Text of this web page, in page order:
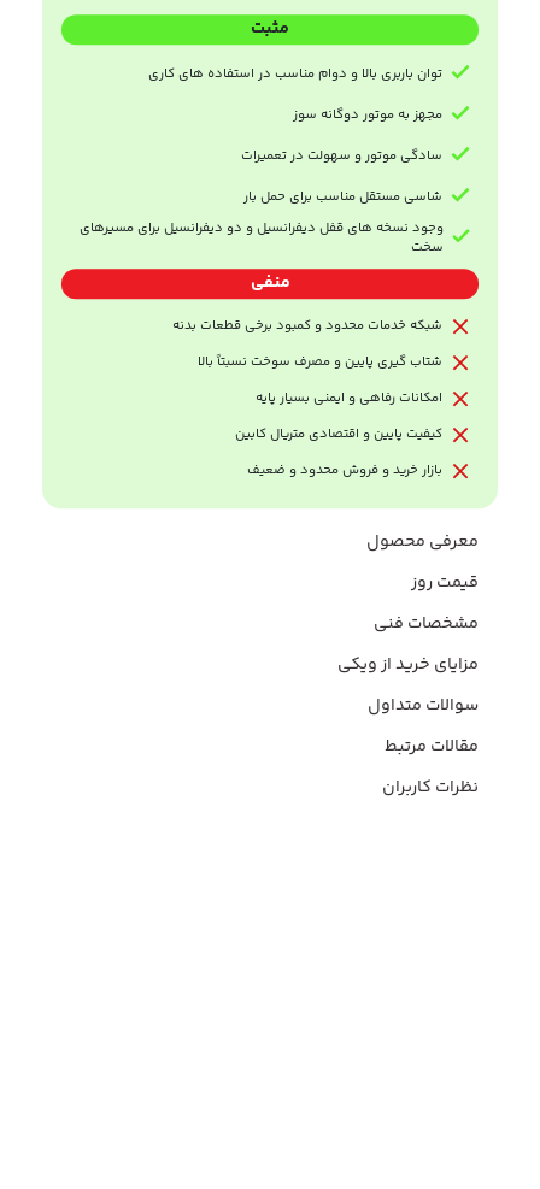
مثبت
توان باربری بالا و دوام مناسب در استفاده ‌های کاری
مجهز به موتور دوگانه ‌سوز
سادگی موتور و سهولت در تعمیرات
شاسی مستقل مناسب برای حمل بار
وجود نسخه‌ های قفل دیفرانسیل و دو دیفرانسیل برای مسیرهای
سخت
منفی
شبکه خدمات محدود و کمبود برخی قطعات بدنه
شتاب‌ گیری پایین و مصرف سوخت نسبتاً بالا
امکانات رفاهی و ایمنی بسیار پایه
کیفیت پایین و اقتصادی متریال کابین
بازار خرید و فروش محدود و ضعیف
معرفی محصول
قیمت روز
مشخصات فنی
مزایای خرید از ویکی
سوالات متداول
مقالات مرتبط
نظرات کاربران